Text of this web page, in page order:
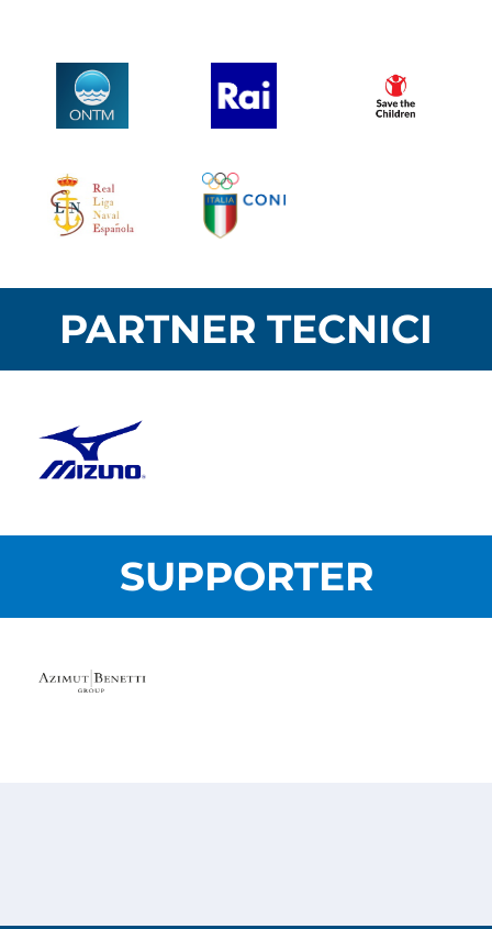
PARTNER TECNICI
SUPPORTER